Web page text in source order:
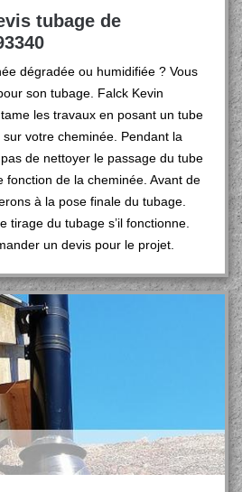
tubage de
dégradée ou humidifiée ? Vous
son tubage. Falck Kevin
les travaux en posant un tube
votre cheminée. Pendant la
de nettoyer le passage du tube
fonction de la cheminée. Avant de
à la pose finale du tubage.
tirage du tubage s’il fonctionne.
un devis pour le projet.